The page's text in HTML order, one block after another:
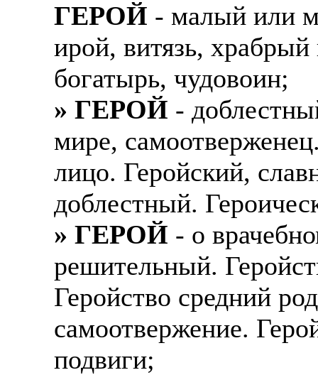
ГЕРОЙ - малый или
ирой, витязь,
богатырь, чудовоин;
» ГЕРОЙ -
мире,
лицо. Геройский,
доблестный.
» ГЕРОЙ - о
решительный.
Геройство средний
самоотвержение.
подвиги;